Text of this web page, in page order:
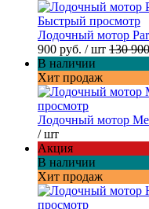
Быстрый просмотр
Лодочный мотор
900 руб. / шт 130
В наличии
Хит продаж
просмотр
Лодочный мотор
/ шт
Акция
В наличии
Хит продаж
просмотр